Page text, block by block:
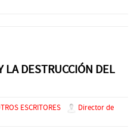
LA DESTRUCCIÓN DEL
ESCRITORES
Director de